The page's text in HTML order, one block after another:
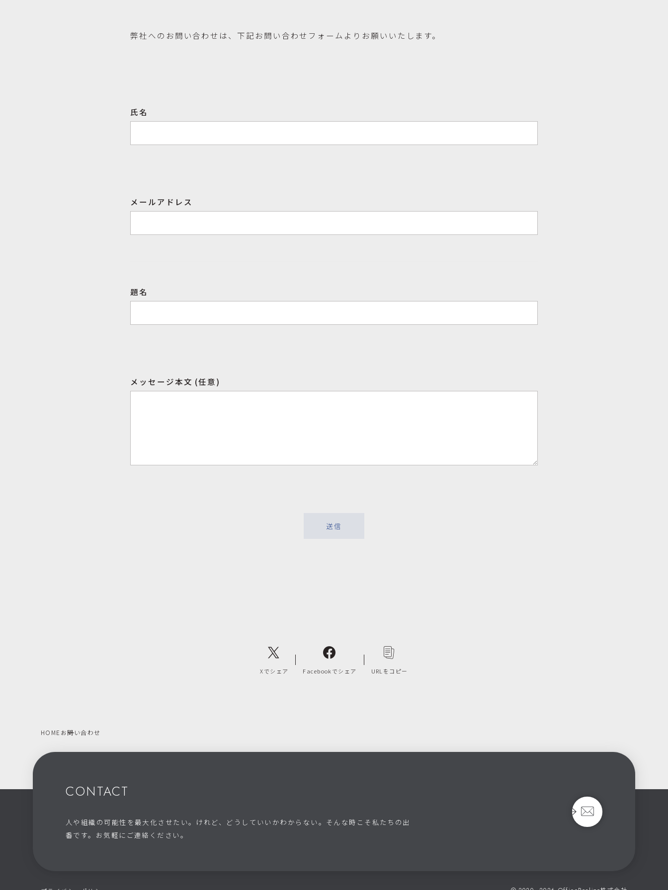
弊社へのお問い合わせは、下記お問い合わせフォームよりお願いいたします。
氏名
メールアドレス
題名
メッセージ本文 (任意)
Xでシェア Facebookでシェア URLをコピー
HOME お問い合わせ
CONTACT
人や組織の可能性を最大化させたい。けれど、どうしていいかわからない。そんな時こそ私たちの出
番です。お気軽にご連絡ください。